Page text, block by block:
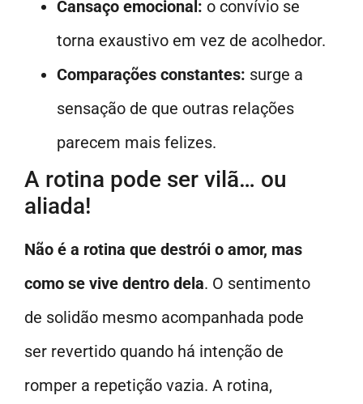
Cansaço emocional: o convívio se
torna exaustivo em vez de acolhedor.
Comparações constantes: surge a
sensação de que outras relações
parecem mais felizes.
A rotina pode ser vilã… ou
aliada!
Não é a rotina que destrói o amor, mas
como se vive dentro dela. O sentimento
de solidão mesmo acompanhada pode
ser revertido quando há intenção de
romper a repetição vazia. A rotina,